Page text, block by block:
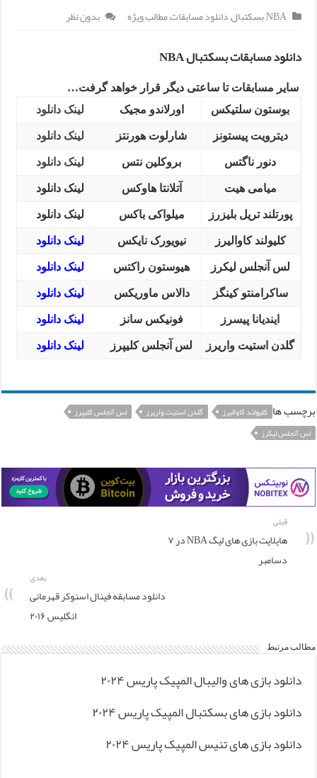
NBA
,بسکتبال,دانلود مسابقات,مطالب ویژه بدون نظر
دانلود مسابقات بسکتبال NBA
سایر مسابقات تا ساعتی دیگر قرار خواهد گرفت…
بوستون سلتیکس
اورلاندو مجیک لینک دانلود
دیترویت پیستونز شارلوت هورنتز لینک دانلود
دنور ناگتس بروکلین نتس لینک دانلود
میامی هیت آتلانتا هاوکس لینک دانلود
پورتلند تریل بلیزرز میلواکی باکس لینک دانلود
کلیولند کاوالیرز نیویورک نایکس لینک دانلود
لس آنجلس لیکرز هیوستون راکتس لینک دانلود
ساکرامنتو کینگز دالاس ماوریکس لینک دانلود
ایندیانا پیسرز فونیکس سانز لینک دانلود
گلدن استیت واریرز لس آنجلس کلیپرز لینک دانلود
برچسب ها کلیولند کاوالیرز گلدن استیت واریرز
لس آنجلس کلیپرز
لس آنجلس لیکرز
قبلی
هایلایت بازی های لیگ NBA در ۷
دسامبر
بعدی
دانلود مسابقه فینال اسنوکر قهرمانی
انگلیس ۲۰۱۶
مطالب مرتبط
دانلود بازی های والیبال المپیک پاریس ۲۰۲۴
دانلود بازی های بسکتبال المپیک پاریس ۲۰۲۴
دانلود بازی های تنیس المپیک پاریس ۲۰۲۴